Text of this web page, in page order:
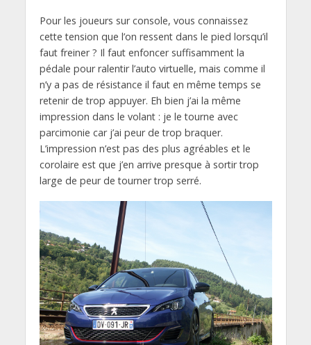
Pour les joueurs sur console, vous connaissez
cette tension que l’on ressent dans le pied lorsqu’il
faut freiner ? Il faut enfoncer suffisamment la
pédale pour ralentir l’auto virtuelle, mais comme il
n’y a pas de résistance il faut en même temps se
retenir de trop appuyer. Eh bien j’ai la même
impression dans le volant : je le tourne avec
parcimonie car j’ai peur de trop braquer.
L’impression n’est pas des plus agréables et le
corolaire est que j’en arrive presque à sortir trop
large de peur de tourner trop serré.